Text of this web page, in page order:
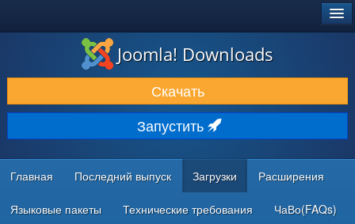
ЗАГРУЗКИ И РАСШИРЕНИЯ
ДОКУМЕНТАЦИЯ И ОБУЧЕНИЕ
СООБЩЕСТВО И ПОДДЕРЖКА
РЕСУРСЫ ДЛЯ РАЗРАБОТЧИКОВ
Joomla! Downloads
Скачать
Запустить
Главная Последний выпуск Загрузки Расширения
Языковые пакеты Технические требования ЧаВо(FAQs)